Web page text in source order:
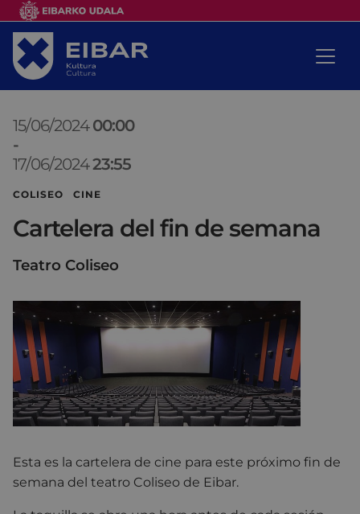
15/06/202400:00
-
17/06/202423:55
COLISEO CINE
Cartelera del fin de semana
Teatro Coliseo
Esta es la cartelera de cine para este próximo fin de
semana del teatro Coliseo de Eibar.